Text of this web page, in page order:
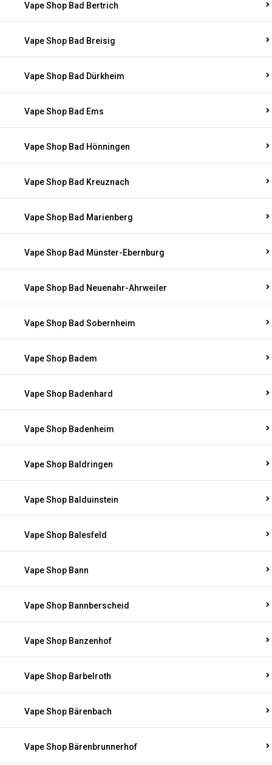
Vape Shop Bad Bertrich
Vape Shop Bad Breisig
Vape Shop Bad Dürkheim
Vape Shop Bad Ems
Vape Shop Bad Hönningen
Vape Shop Bad Kreuznach
Vape Shop Bad Marienberg
Vape Shop Bad Münster-Ebernburg
Vape Shop Bad Neuenahr-Ahrweiler
Vape Shop Bad Sobernheim
Vape Shop Badem
Vape Shop Badenhard
Vape Shop Badenheim
Vape Shop Baldringen
Vape Shop Balduinstein
Vape Shop Balesfeld
Vape Shop Bann
Vape Shop Bannberscheid
Vape Shop Banzenhof
Vape Shop Barbelroth
Vape Shop Bärenbach
Vape Shop Bärenbrunnerhof